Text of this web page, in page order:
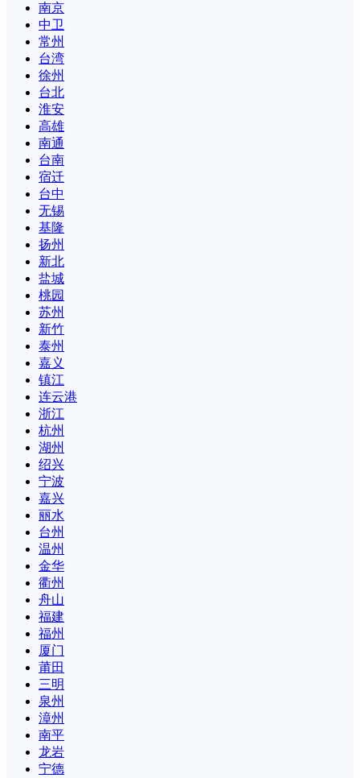
南京
中卫
常州
台湾
徐州
台北
淮安
高雄
南通
台南
宿迁
台中
无锡
基隆
扬州
新北
盐城
桃园
苏州
新竹
泰州
嘉义
镇江
连云港
浙江
杭州
湖州
绍兴
宁波
嘉兴
丽水
台州
温州
金华
衢州
舟山
福建
福州
厦门
莆田
三明
泉州
漳州
南平
龙岩
宁德